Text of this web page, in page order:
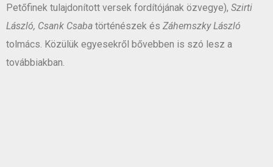
Petőfinek tulajdonított versek fordítójának özvegye), Szirti
László, Csank Csaba történészek és Záhemszky László
tolmács. Közülük egyesekről bővebben is szó lesz a
továbbiakban.